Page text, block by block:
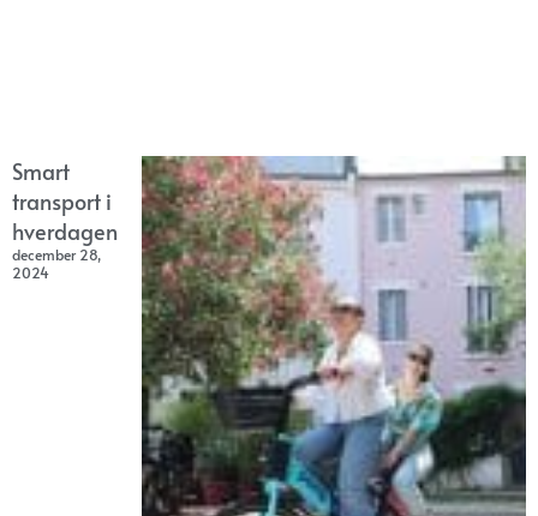
Smart
transport i
hverdagen
december 28,
2024